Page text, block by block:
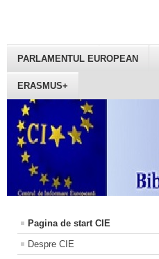
PARLAMENTUL EUROPEAN
ERASMUS+
Pagina de start CIE
Despre CIE